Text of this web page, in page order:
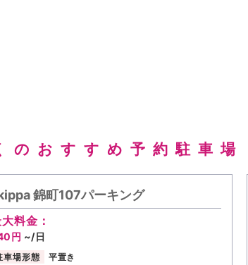
のおすすめ予約駐車場
錦町107パーキング
料金：
円 ~/日
車場形態 平置き